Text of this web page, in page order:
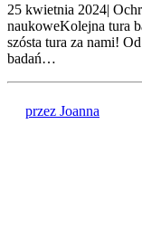
25 kwietnia 2024|
naukoweKolejna tura
szósta tura za nami!
badań…
przez Joanna